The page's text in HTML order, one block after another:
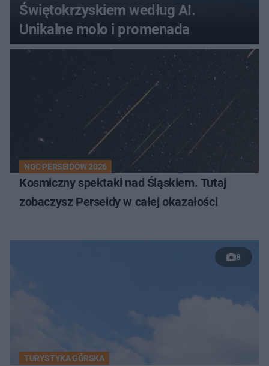
Świętokrzyskiem według AI.
Unikalne molo i promenada
NOC PERSEIDÓW 2026
Kosmiczny spektakl nad Śląskiem. Tutaj
zobaczysz Perseidy w całej okazałości
8
TURYSTYKA GÓRSKA